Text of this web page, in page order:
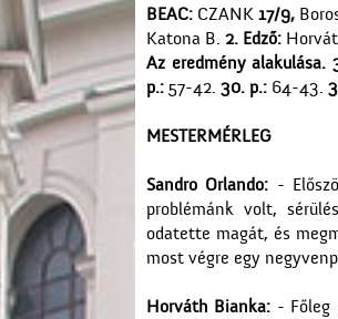
BEAC: CZANK 17/9,
Katona B. 2. Edző:
Az eredmény alakulása.
p.: 57-42. 30. p.: 64-43.
MESTERMÉRLEG
Sandro Orlando: -
problémánk volt,
odatette magát, és
most végre egy
Horváth Bianka: - Főleg